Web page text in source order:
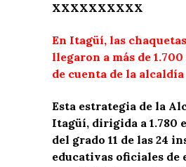
XXXXXXXXXX
En Itagüí, las
llegaron a más de
de cuenta de la alcaldía
Esta estrategia de la
Itagüí, dirigida a 1.780
del grado 11 de las 24
educativas oficiales de